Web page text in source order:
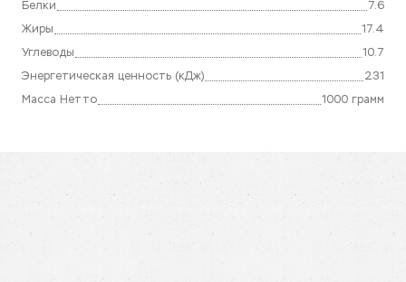
Белки 7.6
Жиры 17.4
Углеводы 10.7
Энергетическая ценность (кДж) 231
Масса Нетто 1000 грамм